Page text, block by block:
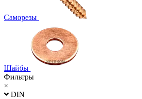
Саморезы
Шайбы
Фильтры
×
DIN